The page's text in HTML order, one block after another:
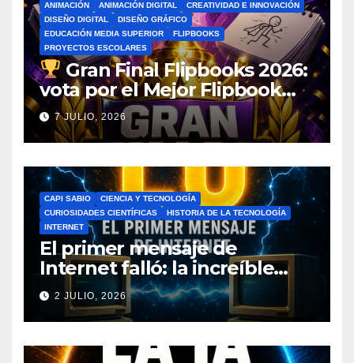
ANIMACIÓN ANIMACIÓN DIGITAL
CREATIVIDAD E INNOVACIÓN
DISEÑO DIGITAL
DISEÑO GRÁFICO
EDUCACIÓN MEDIA SUPERIOR
FLIPBOOKS
PROYECTOS ESCOLARES
Gran Final Flipbooks 2026:
vota por el Mejor Flipbook
del Ciclo Escolar
7 JULIO, 2026
CAPI SABIO
CIENCIA Y TECNOLOGÍA
CURIOSIDADES CIENTÍFICAS
HISTORIA DE LA TECNOLOGÍA
INTERNET
El primer mensaje de
Internet falló: la increíble
historia de ARPANET que
cambió el mundo
2 JULIO, 2026